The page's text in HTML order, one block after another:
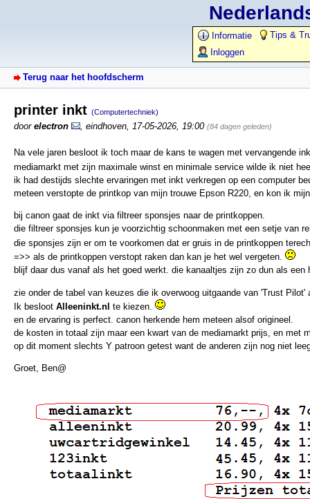
Informatie
Tips &
Inloggen
Terug naar het hoofdscherm
printer inkt (Computertechniek)
door electron eindhoven 17-05-2026, 19:00 (84 dagen geleden)
Na vele jaren besloot ik toch maar de kans te wagen met vervangende
mediamarkt met zijn maximale winst en minimale service wilde ik niet
ik had destijds slechte ervaringen met inkt verkregen op een computer
meteen verstopte de printkop van mijn trouwe Epson R220, en kon ik
bij canon gaat de inkt via filtreer sponsjes naar de printkoppen.
die filtreer sponsjes kun je voorzichtig schoonmaken met een setje van
die sponsjes zijn er om te voorkomen dat er gruis in de printkoppen
=>> als de printkoppen verstopt raken dan kan je het wel vergeten.
blijf daar dus vanaf als het goed werkt. die kanaaltjes zijn zo dun als een
zie onder de tabel van keuzes die ik overwoog uitgaande van 'Trust Pilot'
Ik besloot Alleeninkt.nl te kiezen.
en de ervaring is perfect. canon herkende hem meteen alsof origineel.
de kosten in totaal zijn maar een kwart van de mediamarkt prijs, en met
op dit moment slechts Y patroon getest want de anderen zijn nog niet
Groet, Ben@